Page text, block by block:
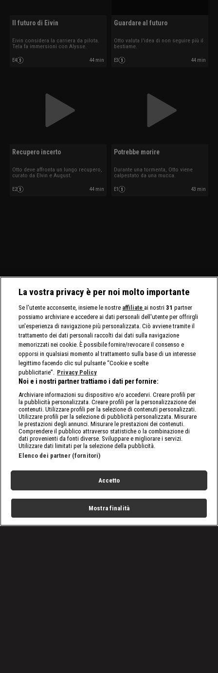
Il futuro di Eivin
Eivin considera la carriera da pilota.
Tela fa immersioni con Alysse.
E4 44 min
Guardare al futuro
Otto valuta l'idea di non seguire più il
bestiame.
E3 44 min
Recupero incerto
Otto deve affronta un lungo recupero,
curato da Elvin e August.
E2 44 min
Potrebbe morire
Durante una tormenta, Otto viene
calpestato da una mucca.
E1 43 min
La vostra privacy è per noi molto importante
Se l'utente acconsente, insieme le nostre affiliate ai nostri31 partner
possiamo archiviare e accedere ai dati personali dell'utente per offrirgli
un'esperienza di navigazione più personalizzata. Ciò avviene tramite il
trattamento dei dati personali raccolti dai dati sulla navigazione
memorizzati nei cookie. È possibile fornire/revocare il consenso e
opporsi in qualsiasi momento al trattamento sulla base di un interesse
legittimo facendo clic sul pulsante “Cookie e scelte
pubblicitarie”. Privacy Policy
Noi e i nostri partner trattiamo i dati per fornire:
Archiviare informazioni su dispositivo e/o accedervi. Creare profili per
la pubblicità personalizzata. Creare profili per la personalizzazione dei
contenuti. Utilizzare profili per la selezione di contenuti personalizzati.
Utilizzare profili per la selezione di pubblicità personalizzata. Misurare
le prestazioni degli annunci. Misurare le prestazioni dei contenuti.
Comprendere il pubblico attraverso statistiche o la combinazione di
dati provenienti da fonti diverse. Sviluppare e migliorare i servizi.
Utilizzare dati limitati per la selezione della pubblicità.
Elenco dei partner (fornitori)
Accetto
Mostra finalità